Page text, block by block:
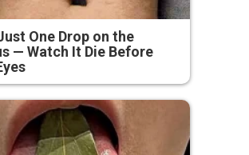
One Drop on the
— Watch It Die Before